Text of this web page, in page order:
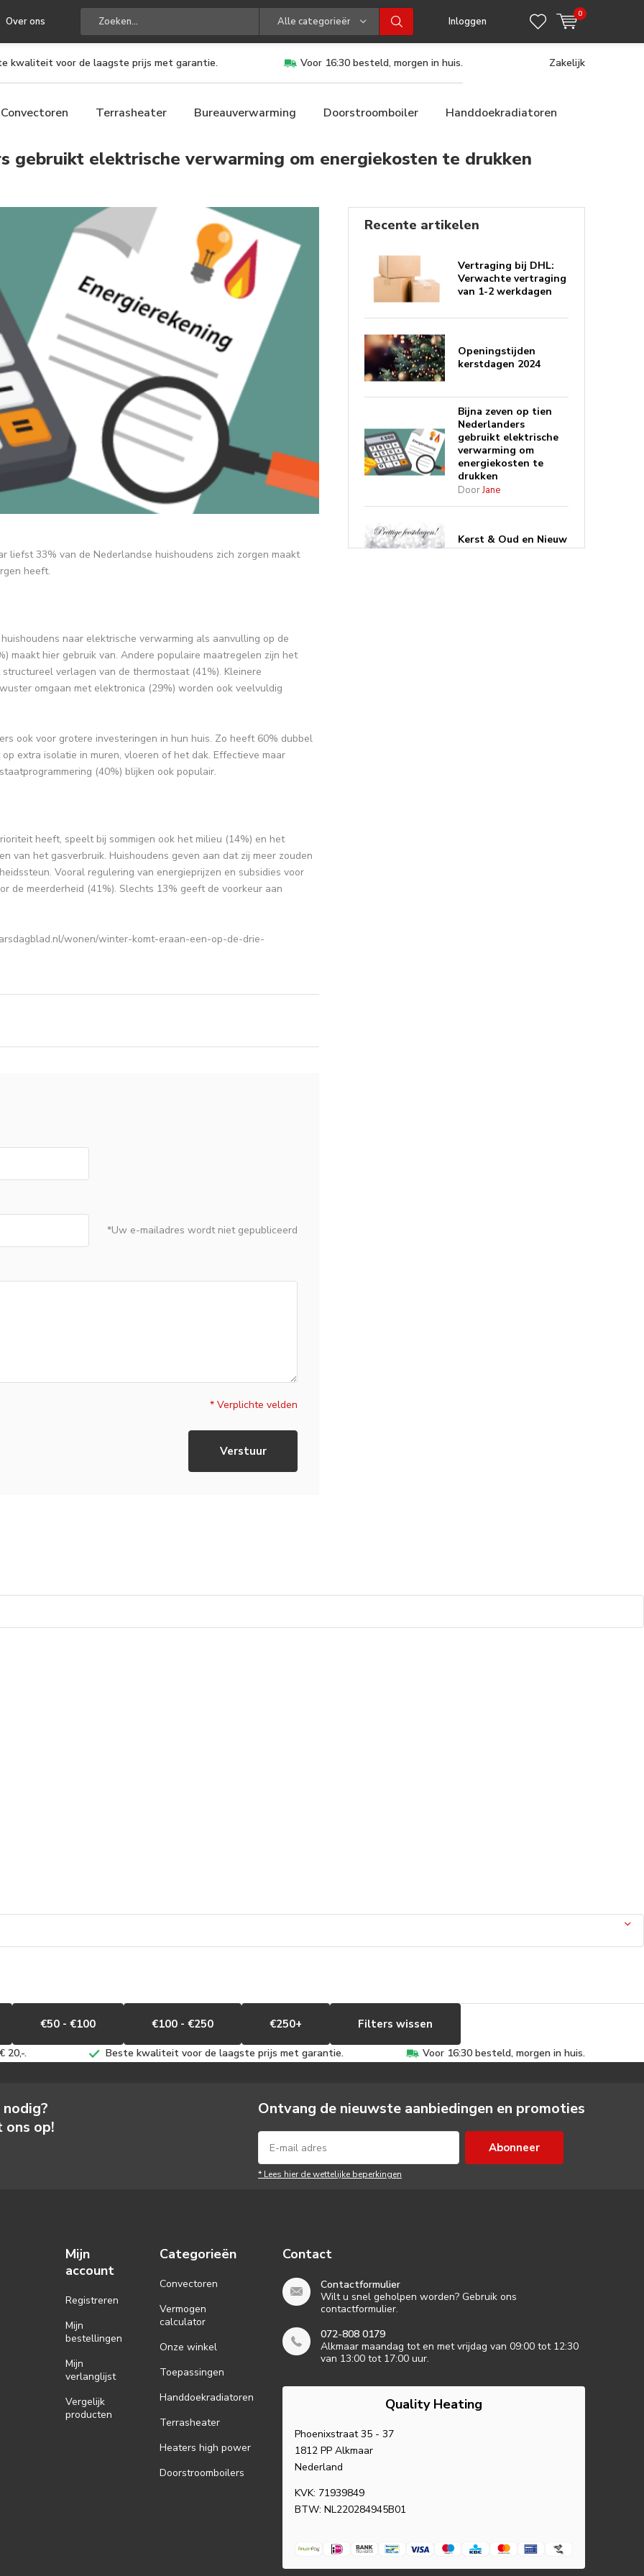
Over ons Alle categorieën Inloggen
0
kwaliteit voor de laagste prijs met garantie. Voor 16:30 besteld, morgen in huis. Zakelijk
Convectoren Terrasheater Bureauverwarming Doorstroomboiler Handdoekradiatoren
gebruikt elektrische verwarming om energiekosten te drukken
liefst 33% van de Nederlandse huishoudens zich zorgen maakt
heeft.
naar elektrische verwarming als aanvulling op de
maakt hier gebruik van. Andere populaire maatregelen zijn het
verlagen van de thermostaat (41%). Kleinere
omgaan met elektronica (29%) worden ook veelvuldig
ook voor grotere investeringen in hun huis. Zo heeft 60% dubbel
extra isolatie in muren, vloeren of het dak. Effectieve maar
(40%) blijken ook populair.
heeft, speelt bij sommigen ook het milieu (14%) en het
van het gasverbruik. Huishoudens geven aan dat zij meer zouden
Vooral regulering van energieprijzen en subsidies voor
de meerderheid (41%). Slechts 13% geeft de voorkeur aan
wonen/winter-komt-eraan-een-op-de-drie-
*Uw e-mailadres wordt niet gepubliceerd
* Verplichte velden
Verstuur
Recente artikelen
Vertraging bij DHL:
Verwachte vertraging
van 1-2 werkdagen
Openingstijden
kerstdagen 2024
Bijna zeven op tien
Nederlanders
gebruikt elektrische
verwarming om
energiekosten te
drukken
DoorJane
Kerst & Oud en Nieuw
bij Quality Heating
€50 - €100 €100 - €250 €250+ Filters wissen
20,-. Beste kwaliteit voor de laagste prijs met garantie. Voor 16:30 besteld, morgen in huis.
ons op!
Ontvang de nieuwste aanbiedingen en promoties
Abonneer
* Lees hier de wettelijke beperkingen
Mijn
account
Registreren
Mijn
bestellingen
Mijn
verlanglijst
Vergelijk
producten
Categorieën
Convectoren
Vermogen
calculator
Onze winkel
Toepassingen
Handdoekradiatoren
Terrasheater
Heaters high power
Doorstroomboilers
Contact
Contactformulier
Wilt u snel geholpen worden? Gebruik ons
contactformulier.
072-808 0179
Alkmaar maandag tot en met vrijdag van 09:00 tot 12:30
van 13:00 tot 17:00 uur.
Quality Heating
Phoenixstraat 35 - 37
1812 PP Alkmaar
Nederland
KVK: 71939849
BTW: NL220284945B01